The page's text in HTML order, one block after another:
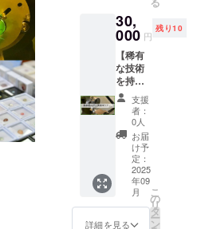
な方は
ご支援
後、
メッ
セージ
にてお
申し付
けくだ
さい
しても
ピッタ
リです
・5本
セット
での送
料込価
格 ・5
本全て
同じ仕
様、ま
たは、5
本個別
仕様、
いずれ
も可 ・
20セッ
ターン
です。
・サイ
トの問
題点を
指摘し
たり
「もっ
とこう
したほ
うが良
いん
じゃな
い」と
いった
アイデ
アを出
30,
000 円
残り10
【稀有
な技術
を持つ
「カッ
トリン
グ工
房」事
業者向
け見学
ツアー
（製品
見本の
お土産
付
支援
者：
0人
お届
け予
定：
2025
年09
月
詳細を見る
こ
の
リ
タ
ー
ン